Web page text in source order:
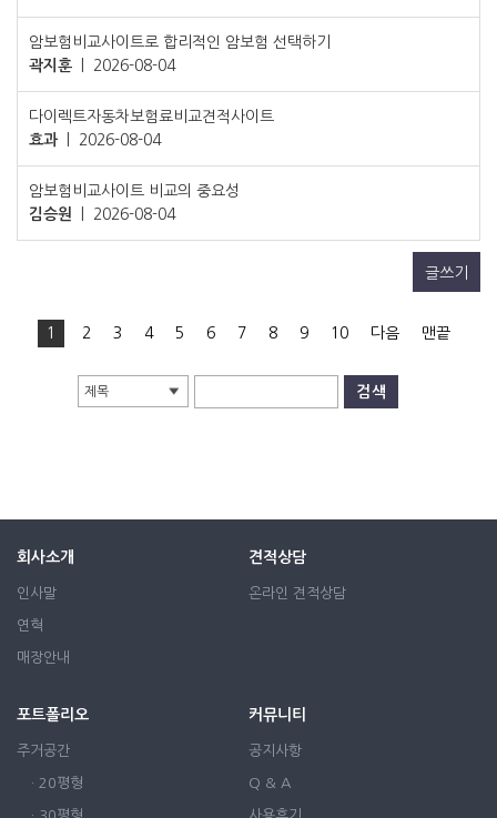
암보험비교사이트로 합리적인 암보험 선택하기
곽지훈
2026-08-04
다이렉트자동차보험료비교견적사이트
효과
2026-08-04
암보험비교사이트 비교의 중요성
김승원
2026-08-04
글쓰기
1 2 3 4 5 6 7 8 9 10 다음 맨끝
제목
회사소개
인사말
연혁
매장안내
견적상담
온라인 견적상담
포트폴리오
주거공간
· 20평형
· 30평형
커뮤니티
공지사항
Q & A
사용후기